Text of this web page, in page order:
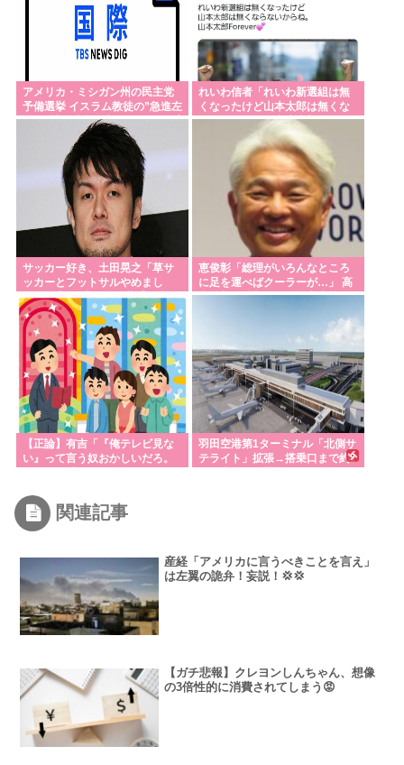
アメリカ・ミシガン州の民主党
予備選挙 イスラム教徒の”急進左
派”候補が勝利確実に⋯トランプ
れいわ信者「れいわ新選組は無
くなったけど山本太郎は無くな
らないからね。山本太郎Forever
サッカー好き、土田晃之「草サ
ッカーとフットサルやめまし
た」と告白 「20代の若手が来る
んです。つまんなくて」
恵俊彰「総理がいろんなところ
に足を運べばクーラーが…」 高
市首相の避難所への視察直前に
【正論】有吉「『俺テレビ見な
い』って言う奴おかしいだろ。
羽田空港第1ターミナル「北側サ
テライト」拡張→搭乗口まで約1
関連記事
産経「アメリカに言うべきことを言え」
は左翼の詭弁！妄説！💢💢
【ガチ悲報】クレヨンしんちゃん、想像
の3倍性的に消費されてしまう😡